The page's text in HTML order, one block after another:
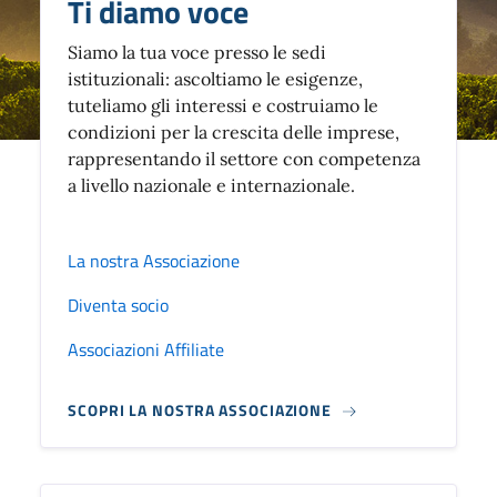
Ti diamo voce
Siamo la tua voce presso le sedi
istituzionali: ascoltiamo le esigenze,
tuteliamo gli interessi e costruiamo le
condizioni per la crescita delle imprese,
rappresentando il settore con competenza
a livello nazionale e internazionale.
La nostra Associazione
Diventa socio
Associazioni Affiliate
SCOPRI LA NOSTRA ASSOCIAZIONE